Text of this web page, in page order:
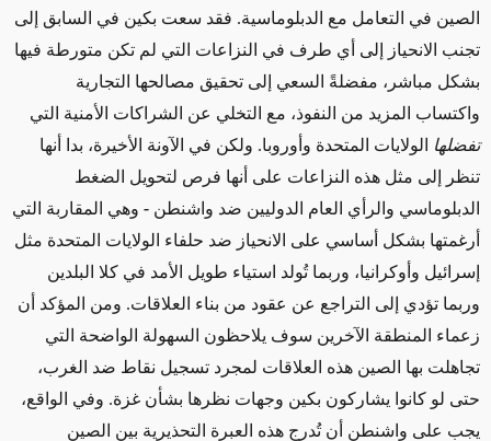
الصين في التعامل مع الدبلوماسية. فقد سعت بكين في السابق إلى
تجنب الانحياز إلى أي طرف في النزاعات التي لم تكن متورطة فيها
بشكل مباشر، مفضلةً السعي إلى تحقيق مصالحها التجارية
واكتساب المزيد من النفوذ، مع التخلي عن الشراكات الأمنية التي
تفضلها
الولايات المتحدة وأوروبا. ولكن في الآونة الأخيرة، بدا أنها
تنظر إلى مثل هذه النزاعات على أنها فرص لتحويل الضغط
الدبلوماسي والرأي العام الدوليين ضد واشنطن - وهي المقاربة التي
أرغمتها بشكل أساسي على الانحياز ضد حلفاء الولايات المتحدة مثل
إسرائيل وأوكرانيا، وربما تُولد استياء طويل الأمد في كلا البلدين
وربما تؤدي إلى التراجع عن عقود من بناء العلاقات. ومن المؤكد أن
زعماء المنطقة الآخرين سوف يلاحظون السهولة الواضحة التي
تجاهلت بها الصين هذه العلاقات لمجرد تسجيل نقاط ضد الغرب،
حتى لو كانوا يشاركون بكين وجهات نظرها بشأن غزة. وفي الواقع،
يجب على واشنطن أن تُدرج هذه العبرة التحذيرية بين الصين